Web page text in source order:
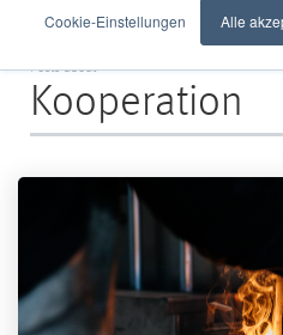
Cookie-Einstellungen Alle
Posts about
Kooperation